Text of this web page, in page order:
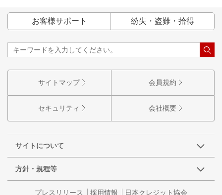
お客様サポート 紛失・盗難・拾得
サイトマップ 会員規約
セキュリティ 会社概要
サイトについて
方針・規程等
プレスリリース 採用情報 日本クレジット協会